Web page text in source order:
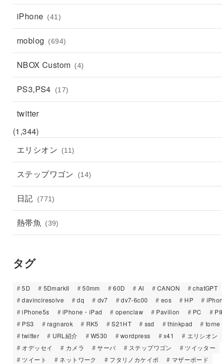
iPhone (41)
moblog (694)
NBOX Custom (4)
PS3,PS4 (17)
twitter
(1,344)
エリシオン
(11)
ステップワゴン (14)
日記 (771)
熱帯魚 (39)
タグ
5D 5DmarkII 50mm 60D AI CANON
chatGPT
davinciresolve
dq dv7 dv7-6c00 eos HP
iPhone5s
iPhone・iPad openclaw Pavilion PC
PS3
ragnarok RK5 S21HT ssd thinkpad
torne
twitter
URL紹介 W530 wordpress x41
エリシオン
オデッセイ
カメラ サーバ ステップワゴン
ツイッター
ツイート
ネットワーク フタリノカケイボ マザーボード